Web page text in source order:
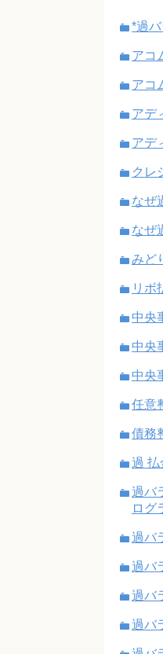
*過
アコ
アコ
アデ
アデ
クレ
なぜ
なぜ
みど
リボ
中央
中央
中央
任意
債務
過 払
過バ
ログ
過バ
過バ
過バ
過バ